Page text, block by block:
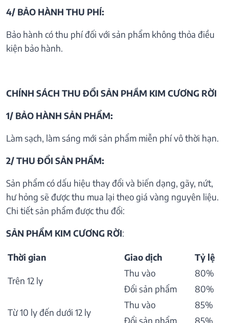
4/ BẢO HÀNH THU PHÍ:
Bảo hành có thu phí đối với sản phẩm không thỏa điều
kiện bảo hành.
CHÍNH SÁCH THU ĐỔI SẢN PHẦM KIM CƯƠNG RỜI
1/ BẢO HÀNH SẢN PHẨM:
Làm sạch, làm sáng mới sản phẩm miễn phí vô thời hạn.
2/ THU ĐỔI SẢN PHẨM:
Sản phẩm có dấu hiệu thay đổi và biến dạng, gãy, nứt,
hư hỏng sẽ được thu mua lại theo giá vàng nguyên liệu.
Chi tiết sản phẩm được thu đổi:
SẢN PHẨM KIM CƯƠNG RỜI:
Thời gian Giao dịch Tỷ lệ
Trên 12 ly
Thu vào
80%
Đổi sản phẩm
80%
Từ 10 ly đến dưới 12 ly
Thu vào
85%
Đổi sản phẩm
85%